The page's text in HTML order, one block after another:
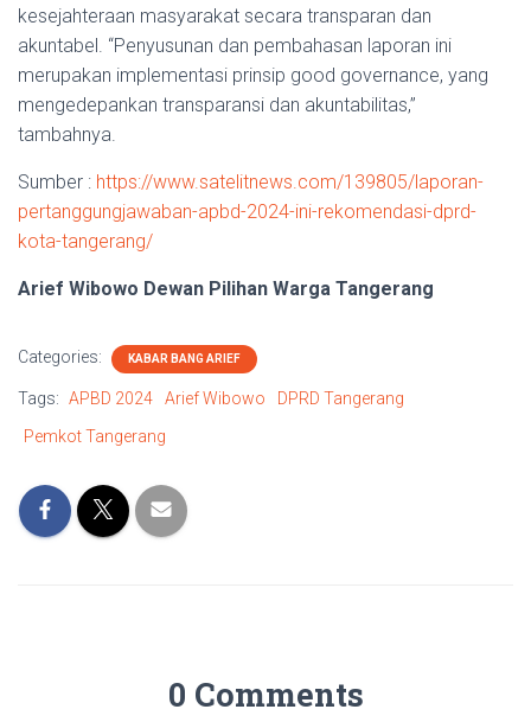
kesejahteraan masyarakat secara transparan dan
akuntabel. “Penyusunan dan pembahasan laporan ini
merupakan implementasi prinsip good governance, yang
mengedepankan transparansi dan akuntabilitas,”
tambahnya.
Sumber : https://www.satelitnews.com/139805/laporan-
pertanggungjawaban-apbd-2024-ini-rekomendasi-dprd-
kota-tangerang/
Arief Wibowo Dewan Pilihan Warga Tangerang
Categories: KABAR BANG ARIEF
Tags: APBD 2024 Arief Wibowo
DPRD Tangerang
Pemkot Tangerang
0 Comments